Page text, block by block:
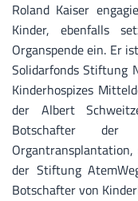
Roland Kaiser
Kinder, ebenfalls
Organspende ein. Er
Solidarfonds Stiftung
Kinderhospizes
der Albert
Botschafter
der Stiftung
Botschafter von